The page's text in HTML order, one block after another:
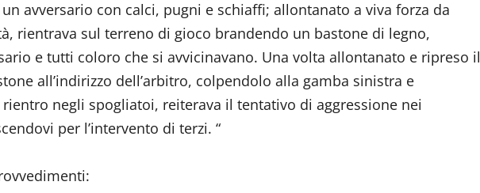
avversario con calci, pugni e schiaffi; allontanato a viva forza da
rientrava sul terreno di gioco brandendo un bastone di legno,
e tutti coloro che si avvicinavano. Una volta allontanato e ripreso il
all’indirizzo dell’arbitro, colpendolo alla gamba sinistra e
negli spogliatoi, reiterava il tentativo di aggressione nei
per l’intervento di terzi. “